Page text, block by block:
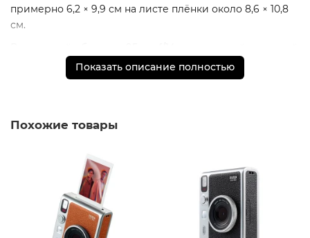
примерно 6,2 × 9,9 см на листе плёнки около 8,6 × 10,8
см.
фокусировки обеспечивает чёткие снимки, а
оптический видоискатель с увеличением 0,37× и
даже при слабом освещении.
* - Актуальную стоимость и наличие товара, а также
порядок доставки и оплаты необходимо уточнять у
менеджеров магазина.
Показать описание полностью
Похожие товары